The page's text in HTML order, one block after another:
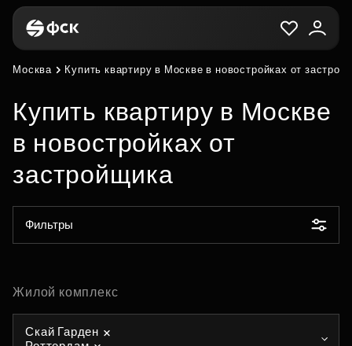
Москва Купить квартиру в Москве в новостройках от
Купить квартиру в Москве
в новостройках от
застройщика
Фильтры
Жилой комплекс
Скай Гарден